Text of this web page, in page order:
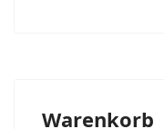
Warenkorb